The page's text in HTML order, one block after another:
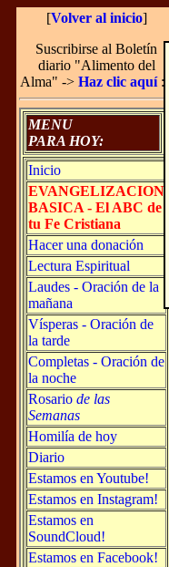
[Volver al inicio]
Suscribirse al Boletín
diario "Alimento del
Alma" -> Haz clic aquí:-)
MENU
PARA HOY:
Inicio
EVANGELIZACION
BASICA - El ABC de
tu Fe Cristiana
Hacer una donación
Lectura Espiritual
Laudes - Oración de la
mañana
Vísperas - Oración de
la tarde
Completas - Oración de
la noche
Rosario de las
Semanas
Homilía de hoy
Diario
Estamos en Youtube!
Estamos en Instagram!
Estamos en
SoundCloud!
Estamos en Facebook!